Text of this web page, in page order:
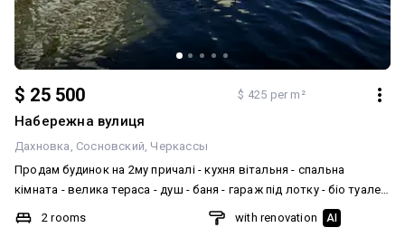
$ 25 500 $ 425 per m²
Набережна вулиця
Дахновка Сосновский Черкассы
Продам будинок на 2му причалі - кухня вітальня - спальна
кімната - велика тераса - душ - баня - гараж під лотку - біо туалет
- мангал Меблі та техніка залишаються при продажу - кухня -
холодильник - мікрохвильова піч - два дивани - ліжко -
2 rooms
with renovation AI